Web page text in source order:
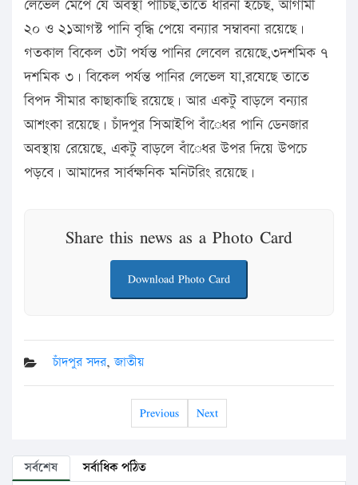
লেভেল মেপে যে অবস্থা পাচিছ,তাতে ধারনা হচেছ, আগামী
২০ ও ২১আগস্ট পানি বৃদ্ধি পেয়ে বন্যার সম্বাবনা রয়েছে।
গতকাল বিকেল ৩টা পর্যন্ত পানির লেবেল রয়েছে,৩দশমিক ৭
দশমিক ৩। বিকেল পর্যন্ত পানির লেভেল যা,রযেছে তাতে
বিপদ সীমার কাছাকাছি রয়েছে। আর একটু বাড়লে বন্যার
আশংকা রয়েছে। চাঁদপুর সিআইপি বাঁেধর পানি ডেনজার
অবস্থায় রেয়েছে, একটু বাড়লে বাঁেধর উপর দিয়ে উপচে
পড়বে। আমাদের সার্বক্ষনিক মনিটরিং রয়েছে।
Share this news as a Photo Card
Download Photo Card
চাঁদপুর সদর,জাতীয়
Previous Next
সর্বশেষ সর্বাধিক পঠিত